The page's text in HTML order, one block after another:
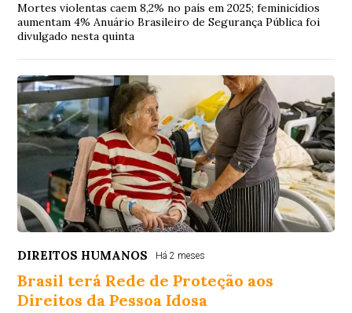
Mortes violentas caem 8,2% no país em 2025; feminicídios
aumentam 4% Anuário Brasileiro de Segurança Pública foi
divulgado nesta quinta
DIREITOS HUMANOS Há 2 meses
Brasil terá Rede de Proteção aos
Direitos da Pessoa Idosa